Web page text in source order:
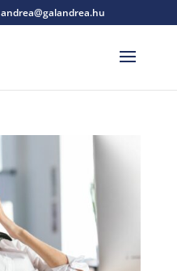
andrea@galandrea.hu